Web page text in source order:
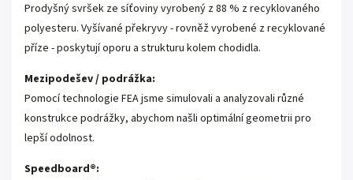
Prodyšný svršek ze síťoviny vyrobený z 88 % z recyklovaného
polyesteru. Vyšívané překryvy - rovněž vyrobené z recyklované
příze - poskytují oporu a strukturu kolem chodidla.
Mezipodešev / podrážka:
Pomocí technologie FEA jsme simulovali a analyzovali různé
konstrukce podrážky, abychom našli optimální geometrii pro
lepší odolnost.
Speedboard®: